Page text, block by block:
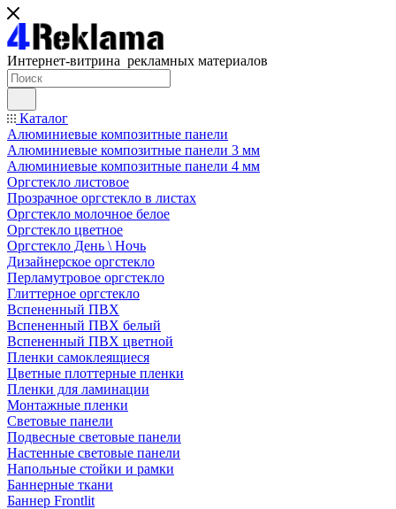
Интернет-витрина рекламных материалов
Каталог
Алюминиевые композитные панели
Алюминиевые композитные панели 3 мм
Алюминиевые композитные панели 4 мм
Оргстекло листовое
Прозрачное оргстекло в листах
Оргстекло молочное белое
Оргстекло цветное
Оргстекло День \ Ночь
Дизайнерское оргстекло
Перламутровое оргстекло
Глиттерное оргстекло
Вспененный ПВХ
Вспененный ПВХ белый
Вспененный ПВХ цветной
Пленки самоклеящиеся
Цветные плоттерные пленки
Пленки для ламинации
Монтажные пленки
Световые панели
Подвесные световые панели
Настенные световые панели
Напольные стойки и рамки
Баннерные ткани
Баннер Frontlit